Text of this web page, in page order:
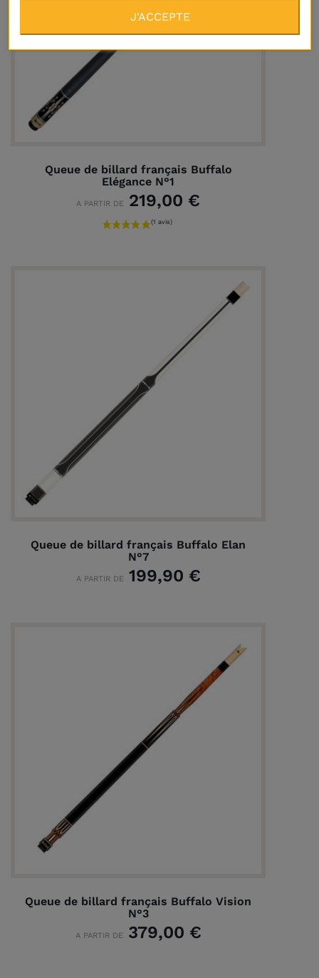
Queue de billard français Buffalo
Elégance N°1
A PARTIR DE 219,00 €
Queue de billard français Buffalo Elan
N°7
A PARTIR DE199,90 €
Queue de billard français Buffalo Vision
N°3
A PARTIR DE379,00 €
J'ACCEPTE